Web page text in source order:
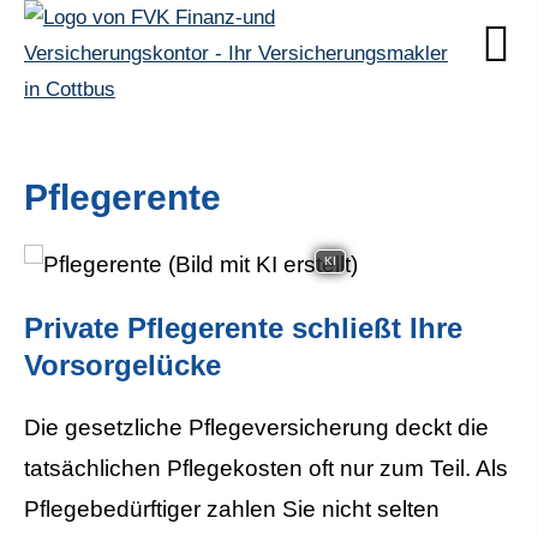
Pfle­ge­ren­te
KI
Private Pfle­ge­ren­te schließt Ihre
Vorsorgelücke
Die gesetzliche Pflege­ver­si­che­rung deckt die
tatsächlichen Pflegekosten oft nur zum Teil. Als
Pflegebedürftiger zahlen Sie nicht selten